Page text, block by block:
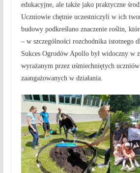
edukacyjne, ale także jako praktyczne
Uczniowie chętnie uczestniczyli w ich
budowy podkreślano znaczenie roślin,
– w szczególności rozchodnika istotnego
Sukces Ogrodów Apollo był widoczny w
wyrażanym przez uśmiechniętych
zaangażowanych w działania.